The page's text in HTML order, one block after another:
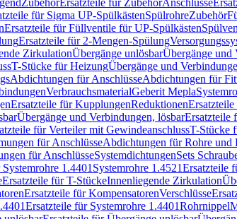
ZubehörErsatzteile für ZubehörAnschlüsse
für Sigma UP-SpülkästenSpülrohreZubehör
Ersatzteile für Füllventile für UP-Spülkästen
Ersatzteile für 2-Mengen-Spülung
ZirkulationÜbergänge unlösbarÜbergänge und
T-Stücke für HeizungÜbergänge und
Abdichtungen für AnschlüsseAbdichtungen für
VerbrauchsmaterialGeberit Mepla
Ersatzteile für KupplungenReduktionen
Übergänge und Verbindungen, lösbarErsatzteile
für Verteiler mit GewindeanschlussT-Stücke
für AnschlüsseAbdichtungen für Rohre und
für AnschlüsseSystemdichtungenSets
1.4401 Systemrohre 1.4521Ersatzteile
Ersatzteile für T-StückeInnenliegende Zirkulation
Ersatzteile für KompensatorenVerschlüsse
Ersatzteile für Systemrohre 1.4401Rohrnippel